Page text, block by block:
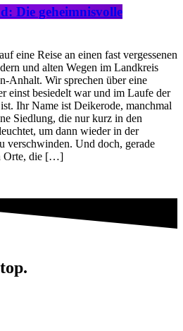
Die geheimnisvolle
eine Reise an einen fast vergessenen
und alten Wegen im Landkreis
Anhalt. Wir sprechen über eine
einst besiedelt war und im Laufe der
Ihr Name ist Deikerode, manchmal
Siedlung, die nur kurz in den
um dann wieder in der
verschwinden. Und doch, gerade
Orte, die […]